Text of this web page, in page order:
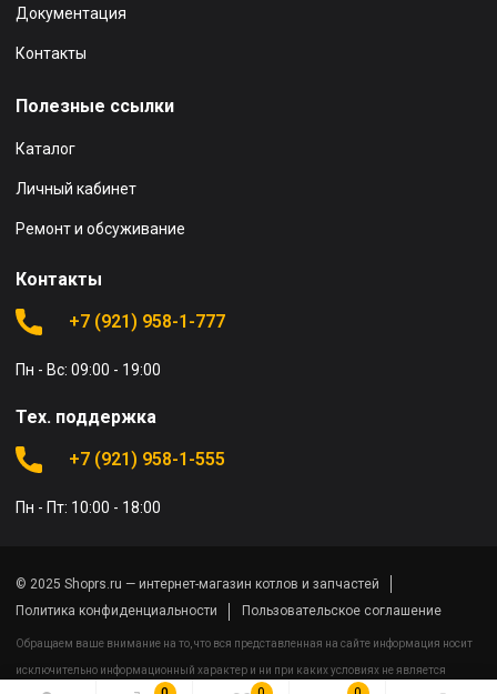
Документация
Контакты
Полезные ссылки
Каталог
Личный кабинет
Ремонт и обсуживание
Контакты
+7 (921) 958-1-777
Пн - Вс: 09:00 - 19:00
Тех. поддержка
+7 (921) 958-1-555
Пн - Пт: 10:00 - 18:00
© 2025 Shoprs.ru — интернет-магазин котлов и запчастей
Политика конфиденциальности
Пользовательское соглашение
Обращаем ваше внимание на то, что вся представленная на сайте информация носит
исключительно информационный характер и ни при каких условиях не является